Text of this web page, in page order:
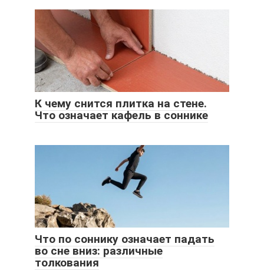
К чему снится плитка на стене.
Что означает кафель в соннике
Что по соннику означает падать
во сне вниз: различные
толкования